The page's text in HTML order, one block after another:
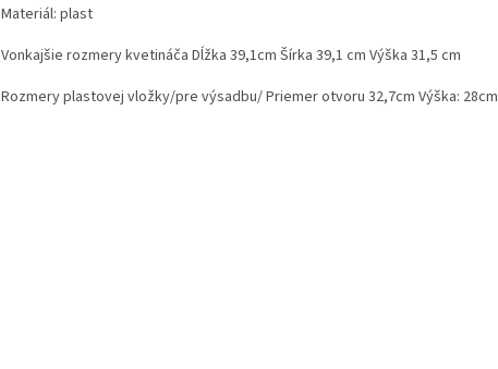
Materiál: plast
Vonkajšie rozmery kvetináča Dĺžka 39,1cm Šírka 39,1 cm Výška 31,5 cm
Rozmery plastovej vložky/pre výsadbu/ Priemer otvoru 32,7cm Výška: 28cm